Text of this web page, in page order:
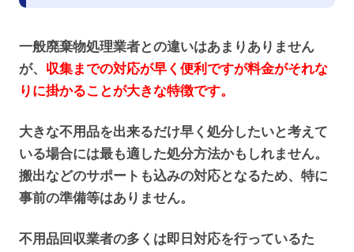
一般廃棄物処理業者との違いはあまりありません
が、 収集までの対応が早く便利ですが料金がそれな
りに掛かることが大きな特徴です。
大きな不用品を出来るだけ早く処分したいと考えて
いる場合には最も適した処分方法かもしれません。
搬出などのサポートも込みの対応となるため、特に
事前の準備等はありません。
不用品回収業者の多くは即日対応を行っているた